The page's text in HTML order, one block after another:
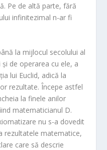
Pe de altă parte, fără
infinitezimal n-ar fi
la mijlocul secolului al
de operarea cu ele, a
lui Euclid, adică la
rezultate. Începe astfel
la finele anilor
matematicianul D.
nu s-a dovedit
rezultatele matematice,
care să descrie